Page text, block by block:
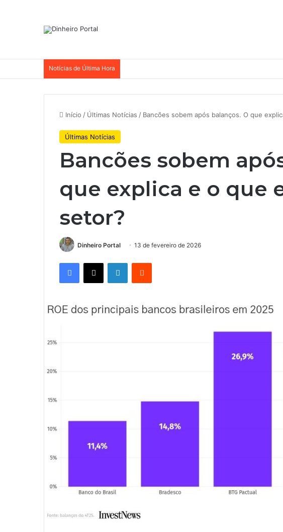
Notícias de Última Hora
Início / Últimas Notícias / Bancões sobem após balanços. O que
Últimas Notícias
Bancões sobem
que explica e o que
setor?
Dinheiro Portal 13 de fevereiro de 2026
Facebook
X LinkedinReddit